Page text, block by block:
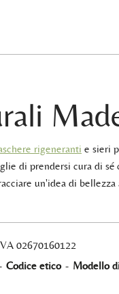
rigeneranti e sieri
di prendersi cura di
un'idea di bellezza
02670160122
Codice etico - Modello